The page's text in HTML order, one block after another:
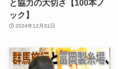
と協力の大切さ【100本ノ
ック】
2024年12月31日